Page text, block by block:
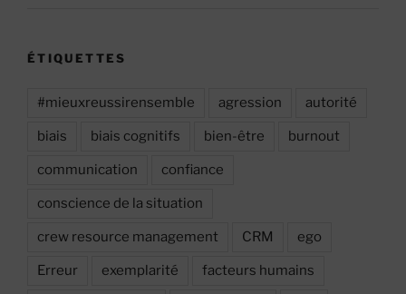
ÉTIQUETTES
#mieuxreussirensemble agression autorité
biais biais cognitifs bien-être burnout
communication confiance
conscience de la situation
crew resource management CRM ego
Erreur exemplarité facteurs humains